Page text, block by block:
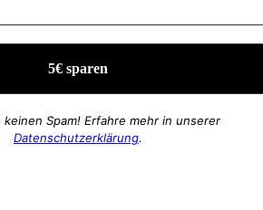
keinen Spam! Erfahre mehr in unserer
Datenschutzerklärung.